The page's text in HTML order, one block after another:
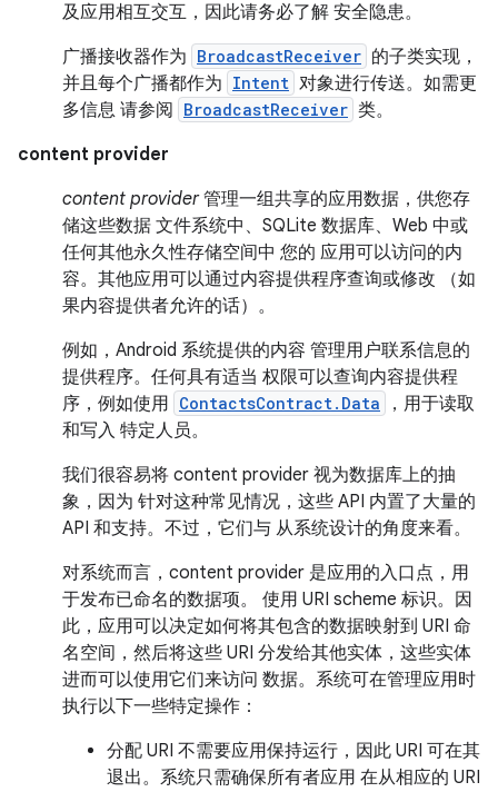
及应用相互交互，因此请务必了解 安全隐患。
广播接收器作为 BroadcastReceiver 的子类实现，
并且每个广播都作为 Intent 对象进行传送。如需更
多信息 请参阅
BroadcastReceiver 类。
content provider
content provider管理一组共享的应用数据，供您存
储这些数据 文件系统中、SQLite 数据库、Web 中或
任何其他永久性存储空间中 您的 应用可以访问的内
容。其他应用可以通过内容提供程序查询或修改 （如
果内容提供者允许的话）。
例如，Android 系统提供的内容 管理用户联系信息的
提供程序。任何具有适当 权限可以查询内容提供程
序，例如使用 ContactsContract.Data
，用于读取
和写入 特定人员。
我们很容易将 content provider 视为数据库上的抽
象，因为 针对这种常见情况，这些 API 内置了大量的
API 和支持。不过，它们与 从系统设计的角度来看。
对系统而言，content provider 是应用的入口点，用
于发布已命名的数据项。 使用 URI scheme 标识。因
此，应用可以决定如何将其包含的数据映射到 URI 命
名空间，然后将这些 URI 分发给其他实体，这些实体
进而可以使用它们来访问 数据。系统可在管理应用时
执行以下一些特定操作：
分配 URI 不需要应用保持运行，因此 URI 可在其
退出。系统只需确保所有者应用 在从相应的 URI